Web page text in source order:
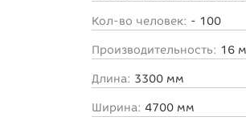
Кол-во человек: - 100
Производительность: 16 м
Длина: 3300 мм
Ширина: 4700 мм